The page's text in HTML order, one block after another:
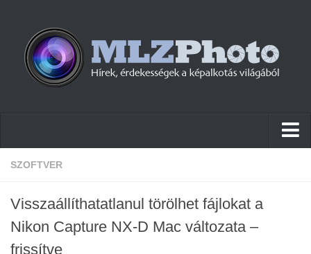
Hírek
Cikkek
SZOFTVER
Visszaállíthatatlanul törölhet fájlokat a
Nikon Capture NX-D Mac változata –
frissítve